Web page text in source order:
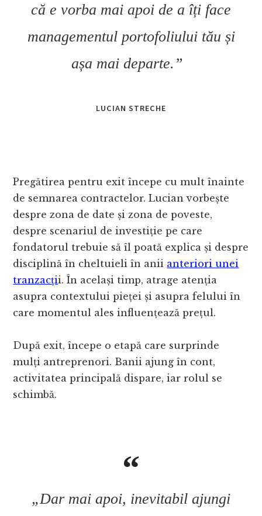
că e vorba mai apoi de a îți face
managementul portofoliului tău și
așa mai departe.”
LUCIAN STRECHE
Pregătirea pentru exit începe cu mult înainte
de semnarea contractelor. Lucian vorbește
despre zona de date și zona de poveste,
despre scenariul de investiție pe care
fondatorul trebuie să îl poată explica și despre
disciplină în cheltuieli în anii anteriori unei
tranzacții. În același timp, atrage atenția
asupra contextului pieței și asupra felului în
care momentul ales influențează prețul.
După exit, începe o etapă care surprinde
mulți antreprenori. Banii ajung în cont,
activitatea principală dispare, iar rolul se
schimbă.
„Dar mai apoi, inevitabil ajungi